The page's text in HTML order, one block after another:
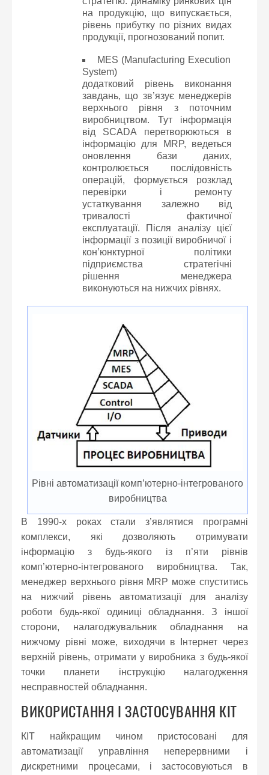
на продукцію, що випускається,
рівень прибутку по різних видах
продукції, прогнозований попит.
MES (Manufacturing Execution
System)
додатковий рівень виконання
завдань, що зв’язує менеджерів
верхнього рівня з поточним
виробництвом. Тут інформація
від SCADA перетворюються в
інформацію для MRP, ведеться
оновлення бази даних,
контролюється послідовність
операцій, формується розклад
перевірки і ремонту
устаткування залежно від
тривалості фактичної
експлуатації. Після аналізу цієї
інформації з позиції виробничої і
кон’юнктурної політики
підприємства стратегічні
рішення менеджера
виконуються на нижчих рівнях.
Рівні автоматизації комп’ютерно-інтегрованого
виробництва
В 1990-х роках стали з’являтися програмні
комплекси, які дозволяють отримувати
інформацію з будь-якого із п’яти рівнів
комп’ютерно-інтегрованого виробництва. Так,
менеджер верхнього рівня MRP може спуститись
на нижчий рівень автоматизації для аналізу
роботи будь-якої одиниці обладнання. З іншої
сторони, налагоджувальник обладнання на
нижчому рівні може, виходячи в Інтернет через
верхній рівень, отримати у виробника з будь-якої
точки планети інструкцію налагодження
несправностей обладнання.
ВИКОРИСТАННЯ І ЗАСТОСУВАННЯ КІТ
КІТ найкращим чином пристосовані для
автоматизації управління неперервними і
дискретними процесами, і застосовуються в